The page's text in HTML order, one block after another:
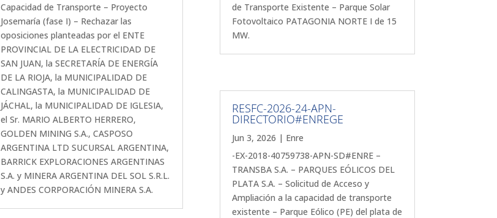
Capacidad de Transporte – Proyecto
Josemaría (fase I) – Rechazar las
oposiciones planteadas por el ENTE
PROVINCIAL DE LA ELECTRICIDAD DE
SAN JUAN, la SECRETARÍA DE ENERGÍA
DE LA RIOJA, la MUNICIPALIDAD DE
CALINGASTA, la MUNICIPALIDAD DE
JÁCHAL, la MUNICIPALIDAD DE IGLESIA,
el Sr. MARIO ALBERTO HERRERO,
GOLDEN MINING S.A., CASPOSO
ARGENTINA LTD SUCURSAL ARGENTINA,
BARRICK EXPLORACIONES ARGENTINAS
S.A. y MINERA ARGENTINA DEL SOL S.R.L.
y ANDES CORPORACIÓN MINERA S.A.
de Transporte Existente – Parque Solar
Fotovoltaico PATAGONIA NORTE I de 15
MW.
RESFC-2026-24-APN-
DIRECTORIO#ENREGE
Jun 3, 2026 | Enre
-EX-2018-40759738-APN-SD#ENRE –
TRANSBA S.A. – PARQUES EÓLICOS DEL
PLATA S.A. – Solicitud de Acceso y
Ampliación a la capacidad de transporte
existente – Parque Eólico (PE) del plata de